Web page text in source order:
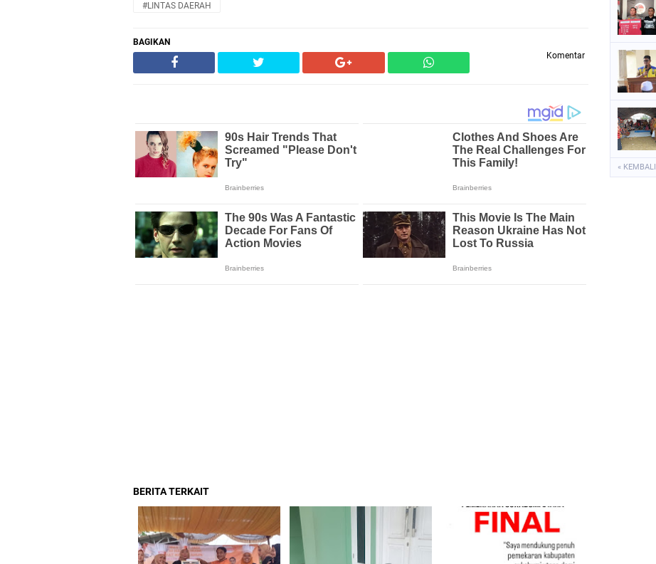
#LINTAS DAERAH
BAGIKAN
Komentar
BERITA TERKAIT
« KEMBALI